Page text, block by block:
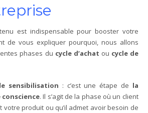
est indispensable pour booster votre
de vous expliquer pourquoi, nous allons
phases du cycle d’achat ou cycle de
sensibilisation : c’est une étape de la
conscience. Il s’agit de la phase où un client
votre produit ou qu’il admet avoir besoin de